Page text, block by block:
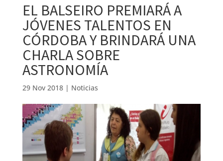
EL BALSEIRO PREMIARÁ A
JÓVENES TALENTOS EN
CÓRDOBA Y BRINDARÁ UNA
CHARLA SOBRE
ASTRONOMÍA
29 Nov 2018| Noticias